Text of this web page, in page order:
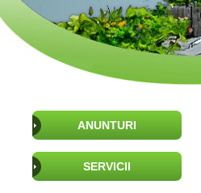
ANUNTURI
SERVICII